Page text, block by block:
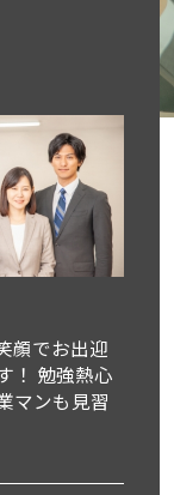
顔でお出迎
！ 勉強熱心
マンも見習